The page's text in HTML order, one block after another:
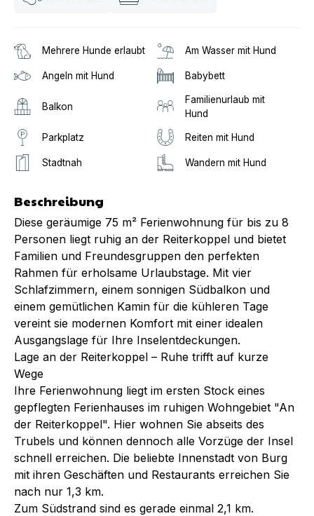
Mehrere Hunde erlaubt Am Wasser mit Hund
Angeln mit Hund Babybett
Balkon
Familienurlaub mit
Hund
Parkplatz Reiten mit Hund
Stadtnah Wandern mit Hund
Beschreibung
Diese geräumige 75 m² Ferienwohnung für bis zu 8
Personen liegt ruhig an der Reiterkoppel und bietet
Familien und Freundesgruppen den perfekten
Rahmen für erholsame Urlaubstage. Mit vier
Schlafzimmern, einem sonnigen Südbalkon und
einem gemütlichen Kamin für die kühleren Tage
vereint sie modernen Komfort mit einer idealen
Ausgangslage für Ihre Inselentdeckungen.
Lage an der Reiterkoppel – Ruhe trifft auf kurze
Wege
Ihre Ferienwohnung liegt im ersten Stock eines
gepflegten Ferienhauses im ruhigen Wohngebiet "An
der Reiterkoppel". Hier wohnen Sie abseits des
Trubels und können dennoch alle Vorzüge der Insel
schnell erreichen. Die beliebte Innenstadt von Burg
mit ihren Geschäften und Restaurants erreichen Sie
nach nur 1,3 km.
Zum Südstrand sind es gerade einmal 2,1 km.